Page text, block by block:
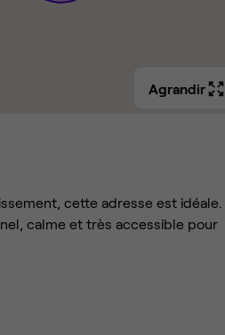
Agrandir
cette adresse est idéale.
calme et très accessible pour